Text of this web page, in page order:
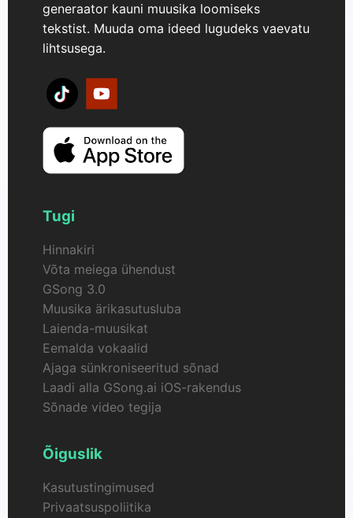
generaator kauni muusika loomiseks
tekstist. Muuda oma ideed lugudeks vaevatu
lihtsusega.
Tugi
Hinnakiri
Võta meiega ühendust
GSong 3.0
Muusika ärikasutusluba
Laienda-muusikat
Eemalda vokaalid
Ajaga sünkroniseeritud sõnad
Laadi alla GSong.ai iOS-rakendus
Sõnade video tegija
Õiguslik
Kasutustingimused
Privaatsuspoliitika